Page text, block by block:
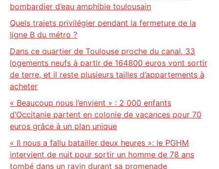
bombardier d’eau amphibie toulousain
Quels trajets privilégier pendant la fermeture de la
ligne B du métro ?
Dans ce quartier de Toulouse proche du canal, 33
logements neufs à partir de 164800 euros vont sortir
de terre, et il reste plusieurs tailles d’appartements à
acheter
« Beaucoup nous l’envient » : 2 000 enfants
d’Occitanie partent en colonie de vacances pour 70
euros grâce à un plan unique
« Il nous a fallu batailler deux heures »: le PGHM
intervient de nuit pour sortir un homme de 78 ans
tombé dans un ravin durant sa promenade